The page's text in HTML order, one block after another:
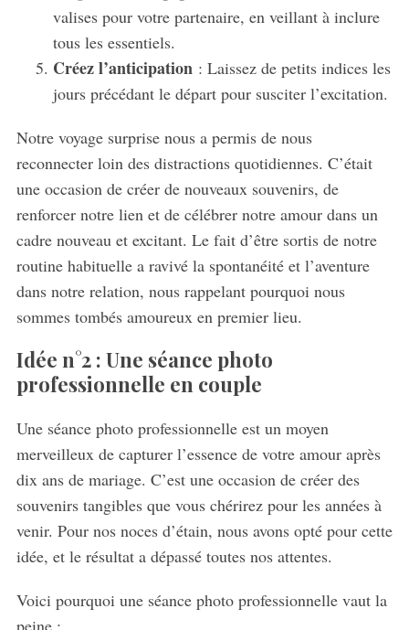
valises pour votre partenaire, en veillant à inclure
tous les essentiels.
Créez l’anticipation : Laissez de petits indices les
jours précédant le départ pour susciter l’excitation.
Notre voyage surprise nous a permis de nous
reconnecter loin des distractions quotidiennes. C’était
une occasion de créer de nouveaux souvenirs, de
renforcer notre lien et de célébrer notre amour dans un
cadre nouveau et excitant. Le fait d’être sortis de notre
routine habituelle a ravivé la spontanéité et l’aventure
dans notre relation, nous rappelant pourquoi nous
sommes tombés amoureux en premier lieu.
Idée n°2 : Une séance photo
professionnelle en couple
Une séance photo professionnelle est un moyen
merveilleux de capturer l’essence de votre amour après
dix ans de mariage. C’est une occasion de créer des
souvenirs tangibles que vous chérirez pour les années à
venir. Pour nos noces d’étain, nous avons opté pour cette
idée, et le résultat a dépassé toutes nos attentes.
Voici pourquoi une séance photo professionnelle vaut la
peine :